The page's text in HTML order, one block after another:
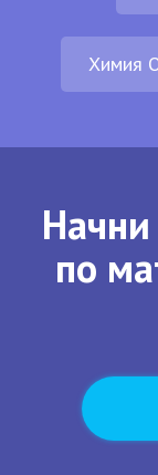
Химия
по